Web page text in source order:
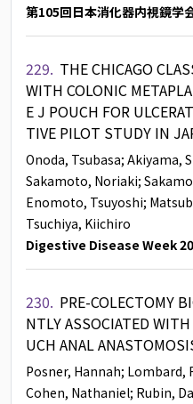
第105回日本消化器内視鏡学
229. THE CHICAGO
WITH COLONIC
E J POUCH FOR
TIVE PILOT STUDY IN
Onoda, Tsubasa; Akiyama,
Sakamoto, Noriaki;
Enomoto, Tsuyoshi;
Tsuchiya, Kiichiro
Digestive Disease Week
230. PRE-COLECTOMY
NTLY ASSOCIATED
UCH ANAL
Posner, Hannah; Lombard,
Cohen, Nathaniel; Rubin,